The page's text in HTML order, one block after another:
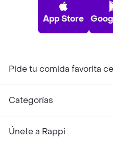
App Store
Pide tu comida favorita
Categorías
Únete a Rappi